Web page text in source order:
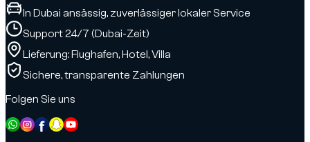
In Dubai ansässig, zuverlässiger lokaler Service
Support 24/7 (Dubai-Zeit)
Lieferung: Flughafen, Hotel, Villa
Sichere, transparente Zahlungen
Folgen Sie uns